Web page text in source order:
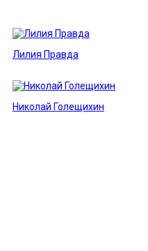
Лилия Правда
Николай Голещихин